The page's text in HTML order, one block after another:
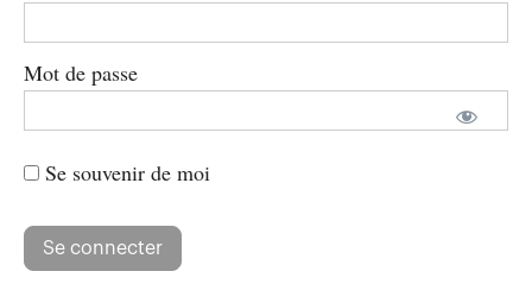
Mot de passe
Se souvenir de moi